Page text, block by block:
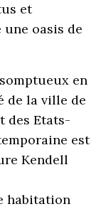
et
oasis de
en
de la ville de
des Etats-
est
Kendell
habitation